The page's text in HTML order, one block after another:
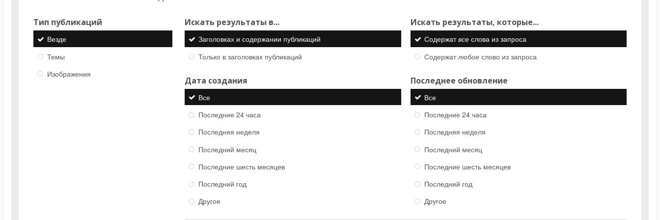
Тип публикаций
Везде
Темы
Изображения
Искать результаты в...
Заголовках и содержании публикаций
Только в заголовках публикаций
Искать результаты, которые...
Содержатвсеслова из запроса
Содержатлюбоеслово из запроса
Дата создания
Все
Последние 24 часа
Последняя неделя
Последний месяц
Последние шесть месяцев
Последний год
Другое
Последнее обновление
Все
Последние 24 часа
Последняя неделя
Последний месяц
Последние шесть месяцев
Последний год
Другое